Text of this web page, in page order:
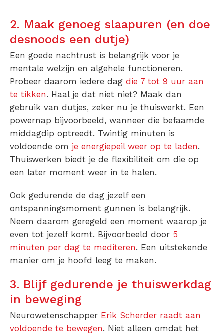
2. Maak genoeg slaapuren (en doe
desnoods een dutje)
Een goede nachtrust is belangrijk voor je
mentale welzijn en algehele functioneren.
Probeer daarom iedere dag die 7 tot 9 uur aan
te tikken. Haal je dat niet niet? Maak dan
gebruik van dutjes, zeker nu je thuiswerkt. Een
powernap bijvoorbeeld, wanneer die befaamde
middagdip optreedt. Twintig minuten is
voldoende om je energiepeil weer op te laden.
Thuiswerken biedt je de flexibiliteit om die op
een later moment weer in te halen.
Ook gedurende de dag jezelf een
ontspanningsmoment gunnen is belangrijk.
Neem daarom geregeld een moment waarop je
even tot jezelf komt. Bijvoorbeeld door 5
minuten per dag te mediteren. Een uitstekende
manier om je hoofd leeg te maken.
3. Blijf gedurende je thuiswerkdag
in beweging
Neurowetenschapper Erik Scherder raadt aan
voldoende te bewegen. Niet alleen omdat het